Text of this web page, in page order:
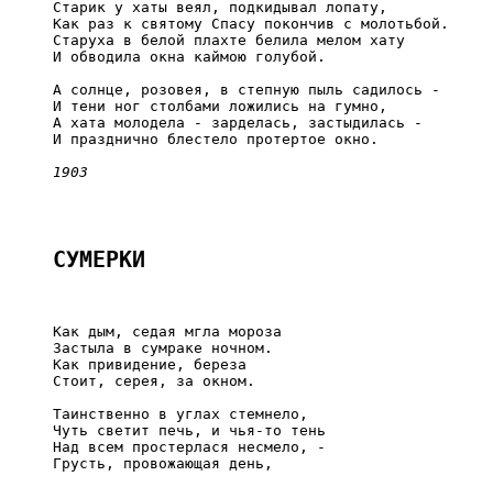
     Старик у хаты веял, подкидывал лопату,
     Как раз к святому Спасу покончив с молотьбой.
     Старуха в белой плахте белила мелом хату
     И обводила окна каймою голубой.
     А солнце, розовея, в степную пыль садилось -
     И тени ног столбами ложились на гумно,
     А хата молодела - зарделась, застыдилась -
     И празднично блестело протертое окно.
1903
СУМЕРКИ
     Как дым, седая мгла мороза
     Застыла в сумраке ночном.
     Как привидение, береза
     Стоит, серея, за окном.
     Таинственно в углах стемнело,
     Чуть светит печь, и чья-то тень
     Над всем простерлася несмело, -
     Грусть, провожающая день,